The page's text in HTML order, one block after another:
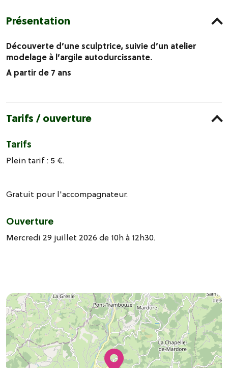
Présentation
Découverte d’une sculptrice, suivie d’un atelier
modelage à l’argile autodurcissante.
A partir de 7 ans
Tarifs / ouverture
Tarifs
Plein tarif : 5 €.
Gratuit pour l'accompagnateur.
Ouverture
Mercredi 29 juillet 2026 de 10h à 12h30.